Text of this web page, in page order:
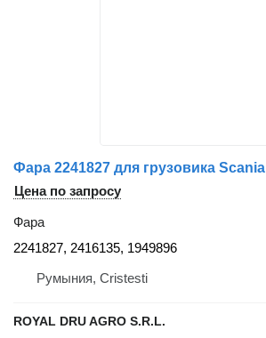
Фара 2241827 для грузовика Scania
Цена по запросу
Фара
2241827, 2416135, 1949896
Румыния, Cristesti
ROYAL DRU AGRO S.R.L.